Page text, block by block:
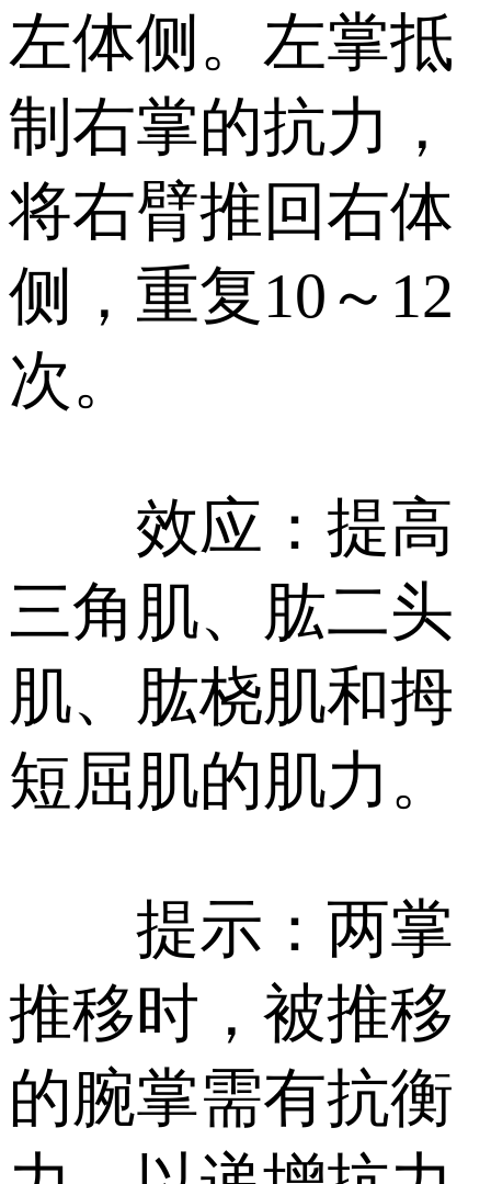
左体侧。左掌抵
制右掌的抗力，
将右臂推回右体
侧，重复10～12
次。
效应：提高
三角肌、肱二头
肌、肱桡肌和拇
短屈肌的肌力。
提示：两掌
推移时，被推移
的腕掌需有抗衡